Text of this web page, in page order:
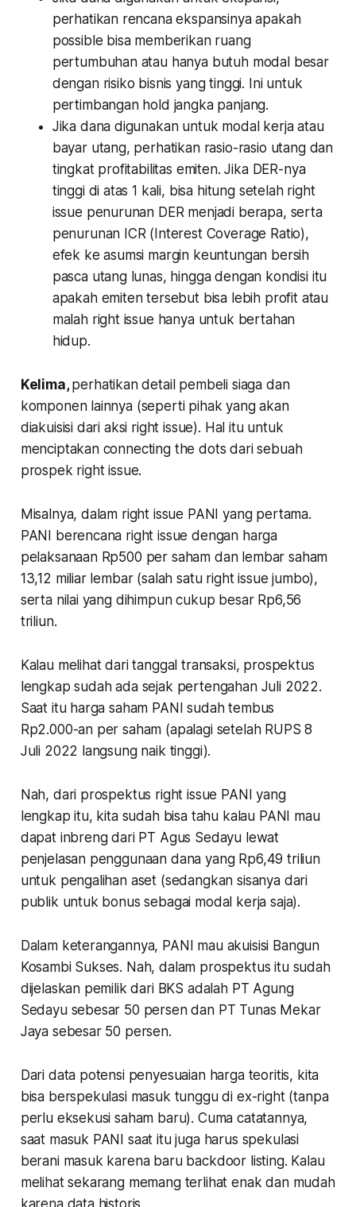
perhatikan rencana ekspansinya apakah
possible bisa memberikan ruang
pertumbuhan atau hanya butuh modal besar
dengan risiko bisnis yang tinggi. Ini untuk
pertimbangan hold jangka panjang.
Jika dana digunakan untuk modal kerja atau
bayar utang, perhatikan rasio-rasio utang dan
tingkat profitabilitas emiten. Jika DER-nya
tinggi di atas 1 kali, bisa hitung setelah right
issue penurunan DER menjadi berapa, serta
penurunan ICR (Interest Coverage Ratio),
efek ke asumsi margin keuntungan bersih
pasca utang lunas, hingga dengan kondisi itu
apakah emiten tersebut bisa lebih profit atau
malah right issue hanya untuk bertahan
hidup.
Kelima,perhatikan detail pembeli siaga dan
komponen lainnya (seperti pihak yang akan
diakuisisi dari aksi right issue). Hal itu untuk
menciptakan connecting the dots dari sebuah
prospek right issue.
Misalnya, dalam right issue PANI yang pertama.
PANI berencana right issue dengan harga
pelaksanaan Rp500 per saham dan lembar saham
13,12 miliar lembar (salah satu right issue jumbo),
serta nilai yang dihimpun cukup besar Rp6,56
triliun.
Kalau melihat dari tanggal transaksi, prospektus
lengkap sudah ada sejak pertengahan Juli 2022.
Saat itu harga saham PANI sudah tembus
Rp2.000-an per saham (apalagi setelah RUPS 8
Juli 2022 langsung naik tinggi).
Nah, dari prospektus right issue PANI yang
lengkap itu, kita sudah bisa tahu kalau PANI mau
dapat inbreng dari PT Agus Sedayu lewat
penjelasan penggunaan dana yang Rp6,49 triliun
untuk pengalihan aset (sedangkan sisanya dari
publik untuk bonus sebagai modal kerja saja).
Dalam keterangannya, PANI mau akuisisi Bangun
Kosambi Sukses. Nah, dalam prospektus itu sudah
dijelaskan pemilik dari BKS adalah PT Agung
Sedayu sebesar 50 persen dan PT Tunas Mekar
Jaya sebesar 50 persen.
Dari data potensi penyesuaian harga teoritis, kita
bisa berspekulasi masuk tunggu di ex-right (tanpa
perlu eksekusi saham baru). Cuma catatannya,
saat masuk PANI saat itu juga harus spekulasi
berani masuk karena baru backdoor listing. Kalau
melihat sekarang memang terlihat enak dan mudah
karena data historis.